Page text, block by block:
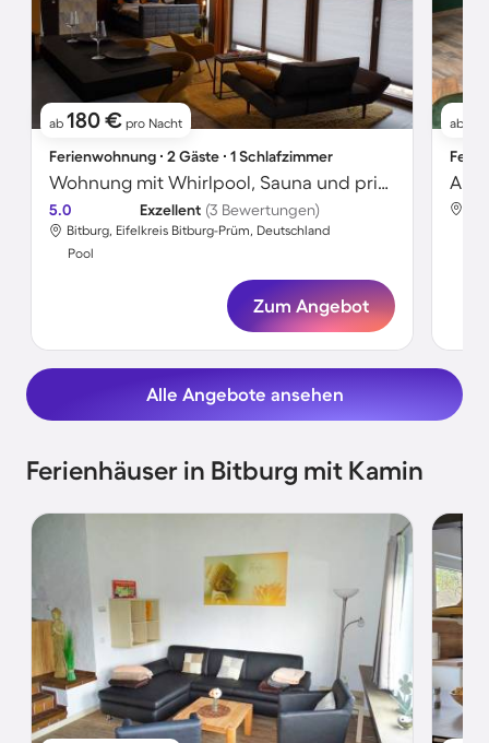
ab 180 € pro Nacht
Ferienwohnung ∙ 2 Gäste ∙ 1 Schlafzimmer
Wohnung mit Whirlpool, Sauna und privatem Pool
5.0 Exzellent (3 Bewertungen)
Bitburg, Eifelkreis Bitburg-Prüm, Deutschland
Pool
Zum Angebot
ab
Alle Angebote ansehen
Ferienhäuser in Bitburg mit Kamin